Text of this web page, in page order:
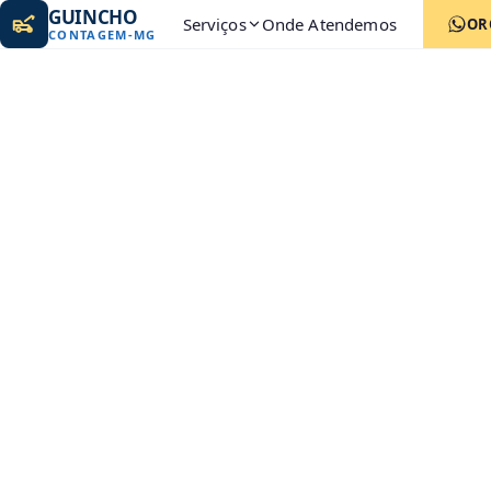
GUINCHO
CONTAGEM-MG Serviços Onde Atendemos